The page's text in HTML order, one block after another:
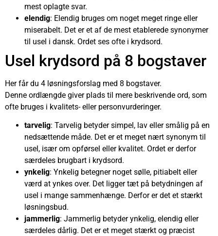
mest oplagte svar.
elendig: Elendig bruges om noget meget ringe eller
miserabelt. Det er et af de mest etablerede synonymer
til usel i dansk. Ordet ses ofte i krydsord.
Usel krydsord på 8 bogstaver
Her får du 4 løsningsforslag med 8 bogstaver.
Denne ordlængde giver plads til mere beskrivende ord, som
ofte bruges i kvalitets- eller personvurderinger.
tarvelig: Tarvelig betyder simpel, lav eller smålig på en
nedsættende måde. Det er et meget nært synonym til
usel, især om opførsel eller kvalitet. Ordet er derfor
særdeles brugbart i krydsord.
ynkelig: Ynkelig betegner noget sølle, pitiabelt eller
værd at ynkes over. Det ligger tæt på betydningen af
usel i mange sammenhænge. Derfor er det et stærkt
løsningsbud.
jammerlig: Jammerlig betyder ynkelig, elendig eller
særdeles dårlig. Det er et meget stærkt og præcist